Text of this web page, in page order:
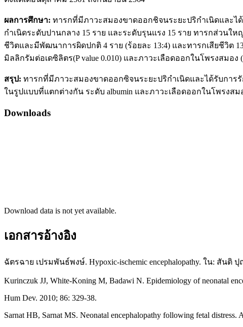
ผลการศึกษา: ทารกที่มีภาวะสมองขาดออกชิจนระยะปริกำเนิดและ
กำเนิดระดับปานกลาง 15 ราย และระดับรุนแรง 15 ราย ทารกส่วน
ชีวิตและมีพัฒนาการผิดปกติ 4 ราย (ร้อยละ 13:4) และทารกเสียชีวิต
มิลลิกรัมต่อเดซิลิตร(P value 0.010) และภาวะเลือดออกในโพรงสม
สรุป: ทารกที่มีภาวะสมองขาดออกซิจนระยะปริกำเนิดและได้รับกา
ในรูปแบบที่แตกต่างกัน ระดับ albumin และภาวะเลือดออกในโพรง
Downloads
Download data is not yet available.
เอกสารอ้างอิง
ฉัตรฉาย เปรมพันธ์พงษ์. Hypoxic-ischemic encephalopathy. ใน: สัน
Kurinczuk JJ, White-Koning M, Badawi N. Epidemiology of neonatal
Hum Dev. 2010; 86: 329-38.
Sarnat HB, Sarnat MS. Neonatal encephalopathy following fetal